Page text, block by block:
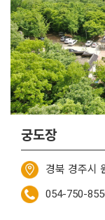
궁도장
경북 경주시
054-750-